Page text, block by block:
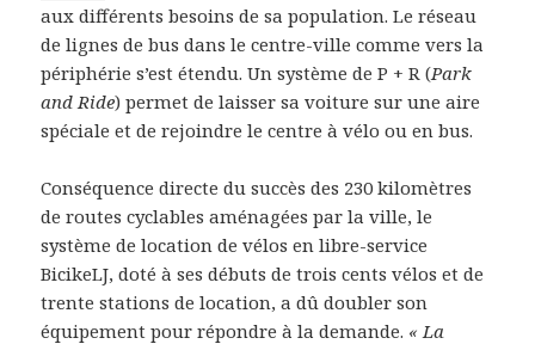
aux différents besoins de sa population. Le réseau
de lignes de bus dans le centre-ville comme vers la
périphérie s’est étendu. Un système de P + R (Park
and Ride) permet de laisser sa voiture sur une aire
spéciale et de rejoindre le centre à vélo ou en bus.
Conséquence directe du succès des 230 kilomètres
de routes cyclables aménagées par la ville, le
système de location de vélos en libre-service
BicikeLJ, doté à ses débuts de trois cents vélos et de
trente stations de location, a dû doubler son
équipement pour répondre à la demande. « La